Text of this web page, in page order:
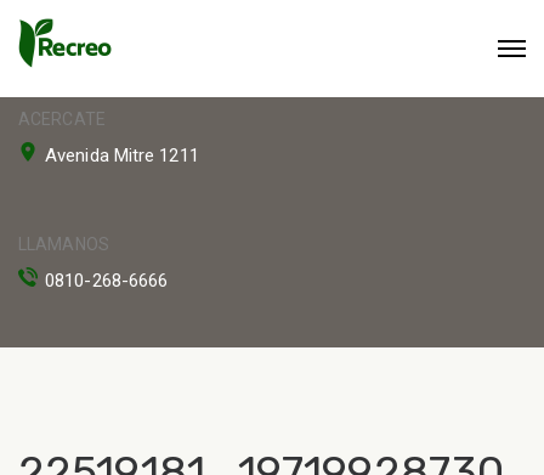
ACERCATE
Avenida Mitre 1211
LLAMANOS
0810-268-6666